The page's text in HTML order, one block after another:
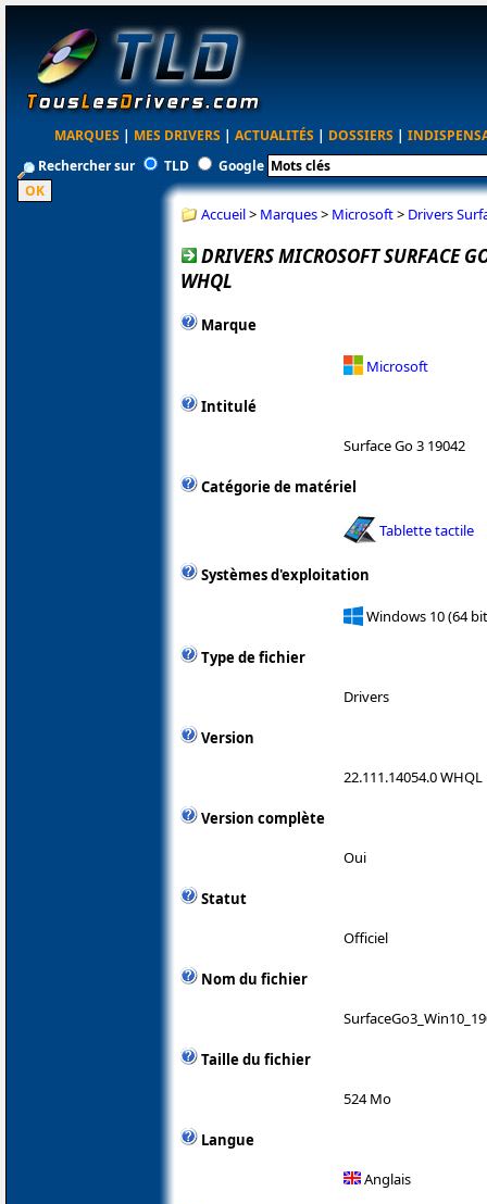
MARQUES | MES DRIVERS | ACTUALITÉS | DOSSIERS |
Rechercher sur
TLD Google
Accueil> Marques> Microsoft> Drivers
DRIVERS MICROSOFT SURFACE
WHQL
Marque
Microsoft
Intitulé
Surface Go 3 19042
Catégorie de matériel
Tablette tactile
Systèmes d'exploitation
Windows 10 (64
Type de fichier
Drivers
Version
22.111.14054.0 WHQL
Version complète
Oui
Statut
Officiel
Nom du fichier
Taille du fichier
524 Mo
Langue
Anglais